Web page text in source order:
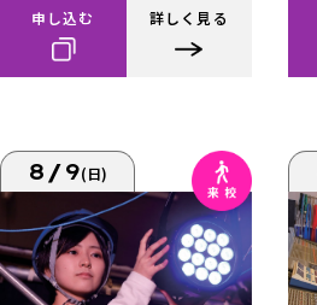
申し込む 詳しく見る
8/9(日)